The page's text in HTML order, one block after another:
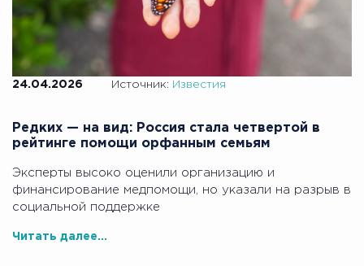
24.04.2026 Источник: Известия
Редких — на вид: Россия стала четвертой в
рейтинге помощи орфанным семьям
Эксперты высоко оценили организацию и
финансирование медпомощи, но указали на разрыв в
социальной поддержке
Читать далее...